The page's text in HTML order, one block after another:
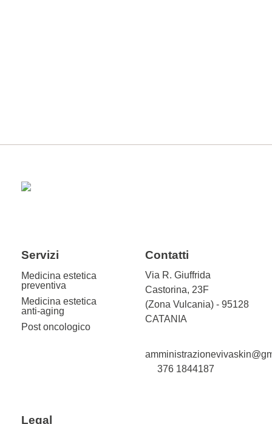
Servizi
Medicina estetica
preventiva
Medicina estetica
anti-aging
Post oncologico
Contatti
Via R. Giuffrida
Castorina, 23F
(Zona Vulcania) - 95128
CATANIA
376 1844187
Legal